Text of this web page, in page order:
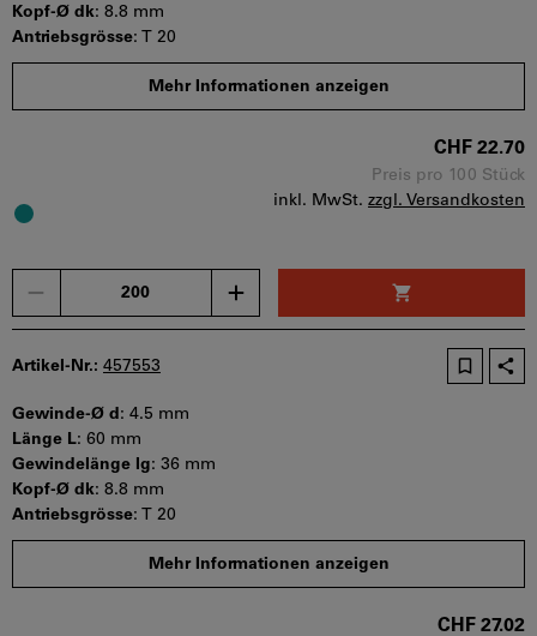
Kopf-Ø dk: 8.8 mm
Antriebsgrösse: T 20
Mindestbestellmenge: 200 Stück
Mehr Informationen anzeigen
CHF 22.70
Preis pro 100 Stück
inkl. MwSt. zzgl. Versandkosten
Artikel-Nr.: 457553
Gewinde-Ø d: 4.5 mm
Länge L: 60 mm
Gewindelänge lg: 36 mm
Kopf-Ø dk: 8.8 mm
Antriebsgrösse: T 20
Mindestbestellmenge: 100 Stück
Mehr Informationen anzeigen
CHF 27.02